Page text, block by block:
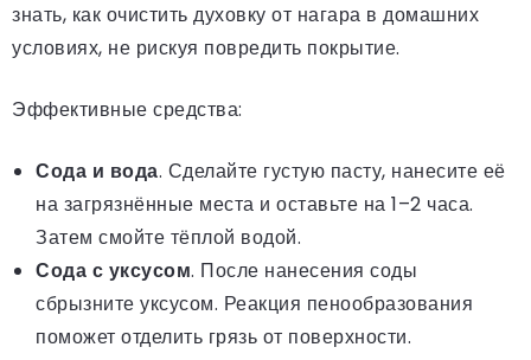
знать, как очистить духовку от нагара в домашних
условиях, не рискуя повредить покрытие.
Эффективные средства:
Сода и вода. Сделайте густую пасту, нанесите её
на загрязнённые места и оставьте на 1–2 часа.
Затем смойте тёплой водой.
Сода с уксусом. После нанесения соды
сбрызните уксусом. Реакция пенообразования
поможет отделить грязь от поверхности.